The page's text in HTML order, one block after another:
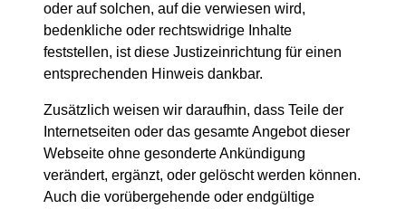
oder auf solchen, auf die verwiesen wird,
bedenkliche oder rechtswidrige Inhalte
feststellen, ist diese Justizeinrichtung für einen
entsprechenden Hinweis dankbar.
Zusätzlich weisen wir daraufhin, dass Teile der
Internetseiten oder das gesamte Angebot dieser
Webseite ohne gesonderte Ankündigung
verändert, ergänzt, oder gelöscht werden können.
Auch die vorübergehende oder endgültige